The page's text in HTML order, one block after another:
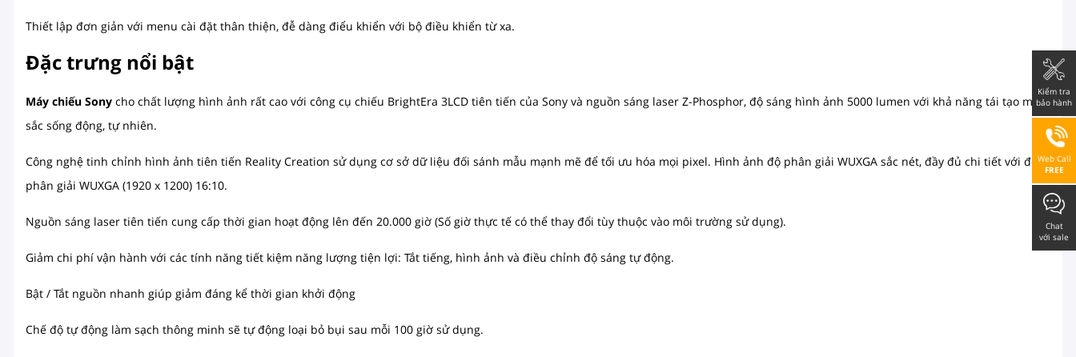
Thiết lập đơn giản với menu cài đặt thân thiện, đễ dàng điểu khiển với bộ điều khiển từ xa.
Đặc trưng nổi bật
Máy chiếu Sony cho chất lượng hình ảnh rất cao với công cụ chiếu BrightEra 3LCD tiên tiến của Sony và nguồn sáng laser Z-Phosphor, độ sáng hình ảnh 5000 lumen với khả năng tái tạo màu
sắc sống động, tự nhiên.
Công nghệ tinh chỉnh hình ảnh tiên tiến Reality Creation sử dụng cơ sở dữ liệu đối sánh mẫu mạnh mẽ để tối ưu hóa mọi pixel. Hình ảnh độ phân giải WUXGA sắc nét, đầy đủ chi tiết với độ
phân giải WUXGA (1920 x 1200) 16:10.
Nguồn sáng laser tiên tiến cung cấp thời gian hoạt động lên đến 20.000 giờ (Số giờ thực tế có thể thay đổi tùy thuộc vào môi trường sử dụng).
Giảm chi phí vận hành với các tính năng tiết kiệm năng lượng tiện lợi: Tắt tiếng, hình ảnh và điều chỉnh độ sáng tự động.
Bật / Tắt nguồn nhanh giúp giảm đáng kể thời gian khởi động
Chế độ tự động làm sạch thông minh sẽ tự động loại bỏ bụi sau mỗi 100 giờ sử dụng.
Kiểm tra
bảo hành
Web Call
FREE
Chat
với sale